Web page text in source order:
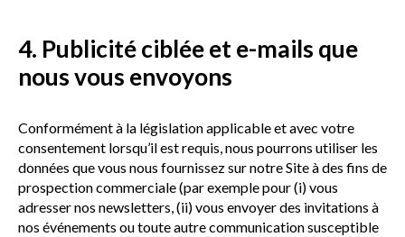
4. Publicité ciblée et e-mails que
nous vous envoyons
Conformément à la législation applicable et avec votre
consentement lorsqu’il est requis, nous pourrons utiliser les
données que vous nous fournissez sur notre Site à des fins de
prospection commerciale (par exemple pour (i) vous
adresser nos newsletters, (ii) vous envoyer des invitations à
nos événements ou toute autre communication susceptible